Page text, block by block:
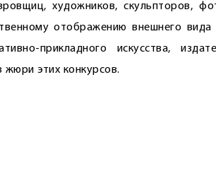
художников, скульп­торов,
отображению внешнего вида
прикладного искусства,
жюри этих конкурсов.